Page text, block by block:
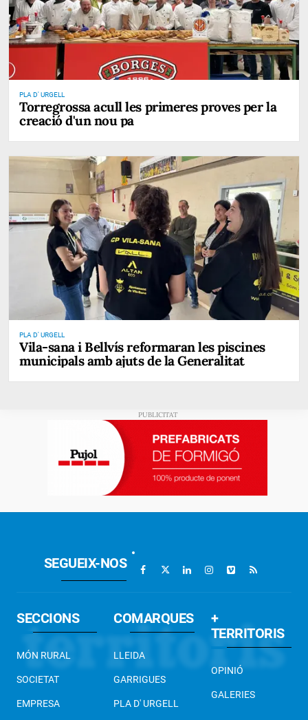
PLA D' URGELL
Torregrossa acull les primeres proves per la
creació d'un nou pa
PLA D' URGELL
Vila-sana i Bellvís reformaran les piscines
municipals amb ajuts de la Generalitat
SEGUEIX-NOS
SECCIONS
MÓN RURAL
SOCIETAT
EMPRESA
COMARQUES
LLEIDA
GARRIGUES
PLA D' URGELL
+
TERRITORIS
OPINIÓ
GALERIES